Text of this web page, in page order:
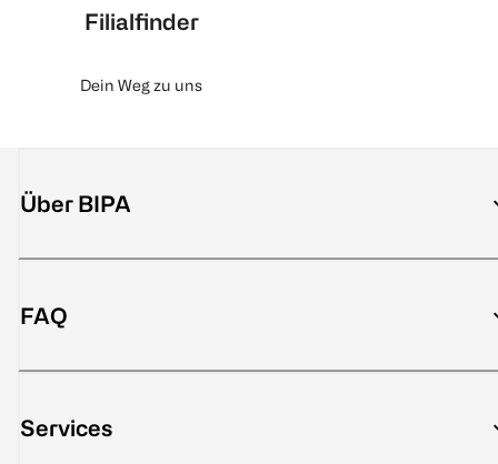
Filialfinder
Dein Weg zu uns
Über BIPA
FAQ
Services